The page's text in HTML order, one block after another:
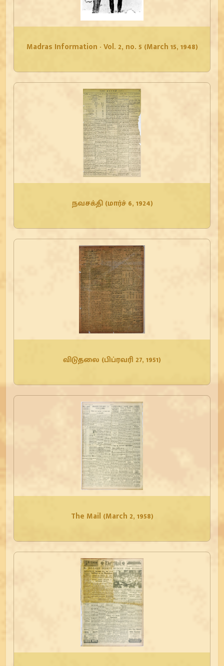
Madras Information - Vol. 2, no. 5 (March 15, 1948)
நவசக்தி (மார்ச் 6, 1924)
விடுதலை (பிப்ரவரி 27, 1951)
The Mail (March 2, 1958)